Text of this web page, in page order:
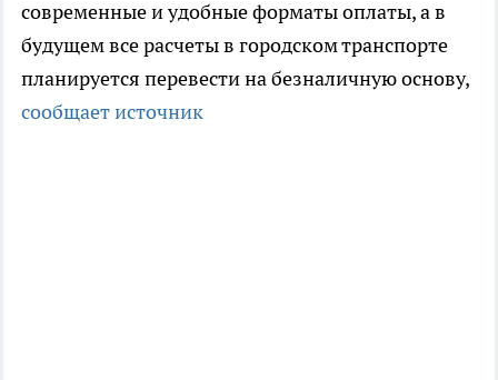
современные и удобные форматы оплаты, а в
будущем все расчеты в городском транспорте
планируется перевести на безналичную основу,
сообщает источник